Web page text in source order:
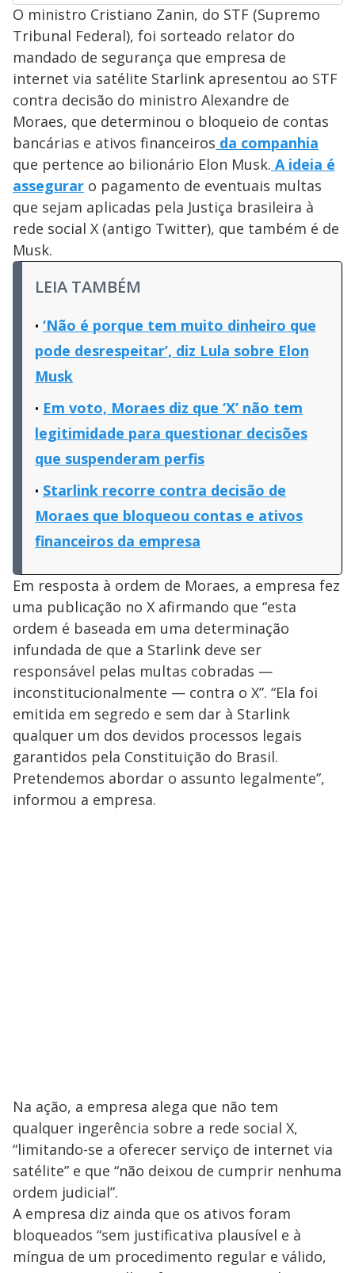
O ministro Cristiano Zanin, do STF (Supremo
Tribunal Federal), foi sorteado relator do
mandado de segurança que empresa de
internet via satélite Starlink apresentou ao STF
contra decisão do ministro Alexandre de
Moraes, que determinou o bloqueio de contas
bancárias e ativos financeiros da companhia
que pertence ao bilionário Elon Musk. A ideia é
assegurar o pagamento de eventuais multas
que sejam aplicadas pela Justiça brasileira à
rede social X (antigo Twitter), que também é de
Musk.
LEIA TAMBÉM
‘Não é porque tem muito dinheiro que
pode desrespeitar’, diz Lula sobre Elon
Musk
Em voto, Moraes diz que ‘X’ não tem
legitimidade para questionar decisões
que suspenderam perfis
Starlink recorre contra decisão de
Moraes que bloqueou contas e ativos
financeiros da empresa
Em resposta à ordem de Moraes, a empresa fez
uma publicação no X afirmando que “esta
ordem é baseada em uma determinação
infundada de que a Starlink deve ser
responsável pelas multas cobradas —
inconstitucionalmente — contra o X”. “Ela foi
emitida em segredo e sem dar à Starlink
qualquer um dos devidos processos legais
garantidos pela Constituição do Brasil.
Pretendemos abordar o assunto legalmente”,
informou a empresa.
Na ação, a empresa alega que não tem
qualquer ingerência sobre a rede social X,
“limitando-se a oferecer serviço de internet via
satélite” e que “não deixou de cumprir nenhuma
ordem judicial”.
A empresa diz ainda que os ativos foram
bloqueados “sem justificativa plausível e à
míngua de um procedimento regular e válido,